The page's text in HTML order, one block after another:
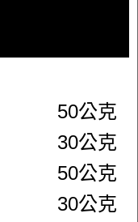
50公克
30公克
50公克
30公克